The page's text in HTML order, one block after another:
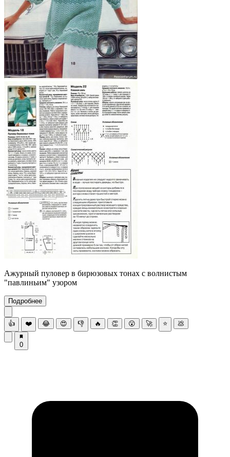
Ажурный пуловер в бирюзовых тонах с волнистым
"павлиньим" узором
Подробнее
👍 ❤️ 😂 😍 👎 🔥 👏 😮 🚀 ⭐ 💩
0